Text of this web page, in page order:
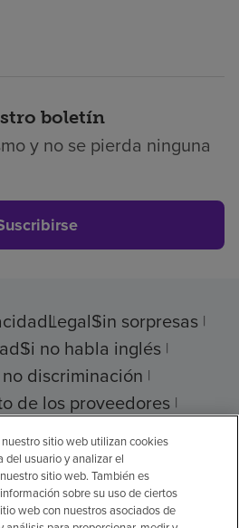
boletín
y no se pierda ninguna
LegalSin sorpresas
Si no habla inglés
discriminación
de los proveedores
de precios
Health Corporation
sitio web utilizan cookies
del usuario y analizar el
sitio web. También es
sobre su uso de ciertos
web con nuestros asociados de